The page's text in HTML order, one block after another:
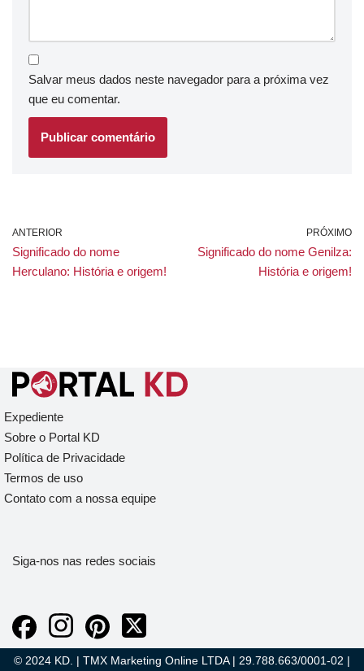
Salvar meus dados neste navegador para a próxima vez
que eu comentar.
ANTERIOR
Significado do nome
Herculano: História e origem!
PRÓXIMO
Significado do nome Genilza:
História e origem!
Expediente
Sobre o Portal KD
Política de Privacidade
Termos de uso
Contato com a nossa equipe
Siga-nos nas redes sociais
© 2024 KD. | TMX Marketing Online LTDA | 29.788.663/0001-02 |